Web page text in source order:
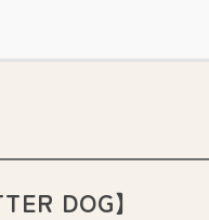
DOG】